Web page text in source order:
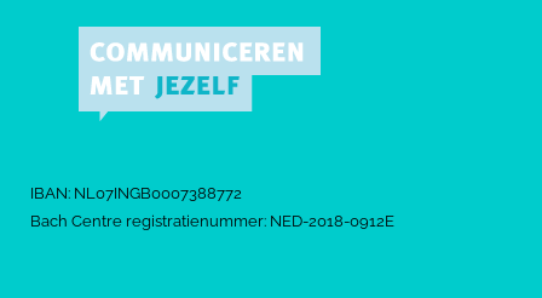
IBAN: NL07INGB0007388772
Bach Centre registratienummer: NED-2018-0912E